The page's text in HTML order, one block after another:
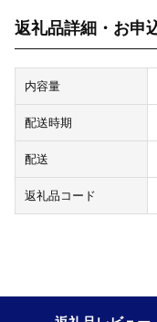
返礼品詳細・お申
内容量
配送時期
配送
返礼品コード